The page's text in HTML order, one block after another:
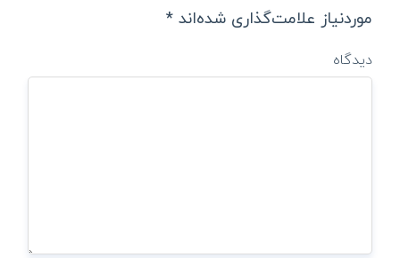
موردنیاز علامت‌گذاری شده‌اند*
دیدگاه